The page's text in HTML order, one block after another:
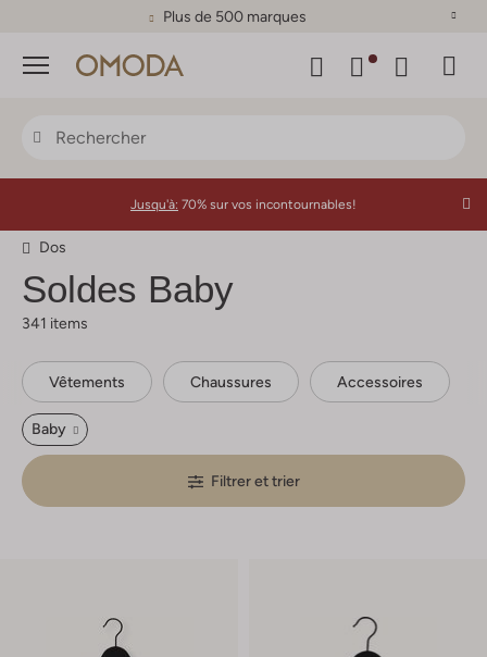
Plus de 500 marques
Menu
Jusqu'à: 70% sur vos incontournables!
Dos
Soldes Baby
341 items
Vêtements Chaussures Accessoires
Baby
Filtrer et trier